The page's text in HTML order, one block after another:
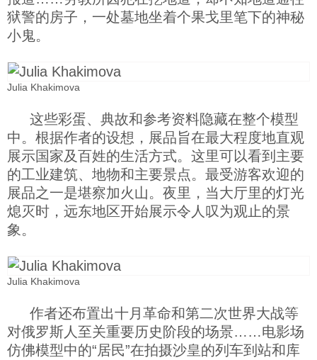
狱警的房子，一处墓地坐着个果戈里笔下的神秘
小鬼。
Julia Khakimova
这些彩蛋、典故和参考资料隐藏在整个模型
中。根据作者的设想，展品旨在最大程度地直观
展示国家及百姓的生活方式。这里可以看到主要
的工业建筑、地物和主要景点。最受游客欢迎的
展品之一是堪察加火山。夜里，当大厅里的灯光
熄灭时，远东地区开始展示令人叹为观止的景
象。
Julia Khakimova
作者还布置出十月革命和第二次世界大战等
对俄罗斯人至关重要历史阶段的场景……电影场
仿佛模型中的“居民”在拍摄沙皇的列车到站和库